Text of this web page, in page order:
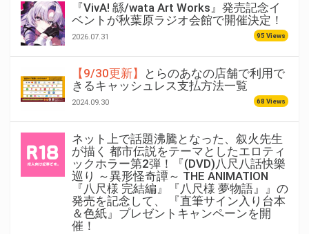
『VivA! 緜/wata Art Works』発売記念イ
ベントが秋葉原ラジオ会館で開催決定！
2026.07.31 95 Views
【9/30更新】
とらのあなの店舗で利用で
きるキャッシュレス支払方法一覧
2024.09.30 68 Views
ネット上で話題沸騰となった、叙火先生
が描く 都市伝説をテーマとしたエロティ
ックホラー第2弾！『(DVD)八尺八話快樂
巡り ～異形怪奇譚～ THE ANIMATION
『八尺様 完結編』『八尺様 夢物語』』の
発売を記念して、 『直筆サイン入り台本
＆色紙』プレゼントキャンペーンを開
催！